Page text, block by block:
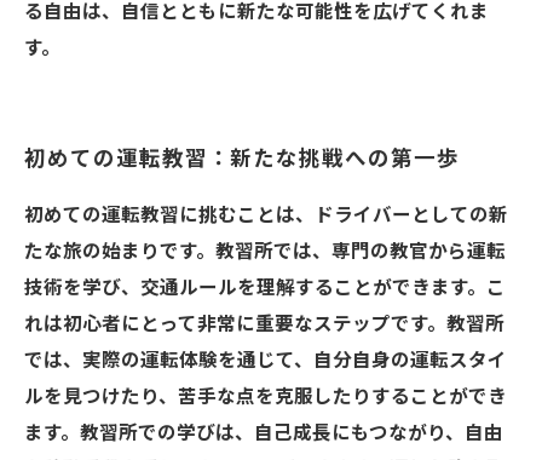
る自由は、自信とともに新たな可能性を広げてくれま
す。
初めての運転教習：新たな挑戦への第一歩
初めての運転教習に挑むことは、ドライバーとしての新
たな旅の始まりです。教習所では、専門の教官から運転
技術を学び、交通ルールを理解することができます。こ
れは初心者にとって非常に重要なステップです。教習所
では、実際の運転体験を通じて、自分自身の運転スタイ
ルを見つけたり、苦手な点を克服したりすることができ
ます。教習所での学びは、自己成長にもつながり、自由